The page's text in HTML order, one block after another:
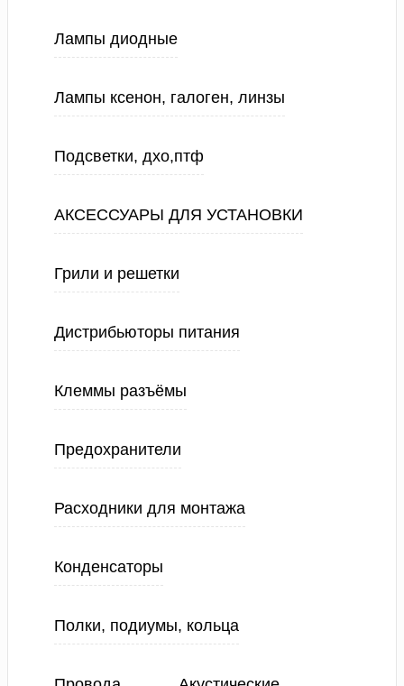
Лампы диодные
Лампы ксенон, галоген, линзы
Подсветки, дхо,птф
АКСЕССУАРЫ ДЛЯ УСТАНОВКИ
Грили и решетки
Дистрибьюторы питания
Клеммы разъёмы
Предохранители
Расходники для монтажа
Конденсаторы
Полки, подиумы, кольца